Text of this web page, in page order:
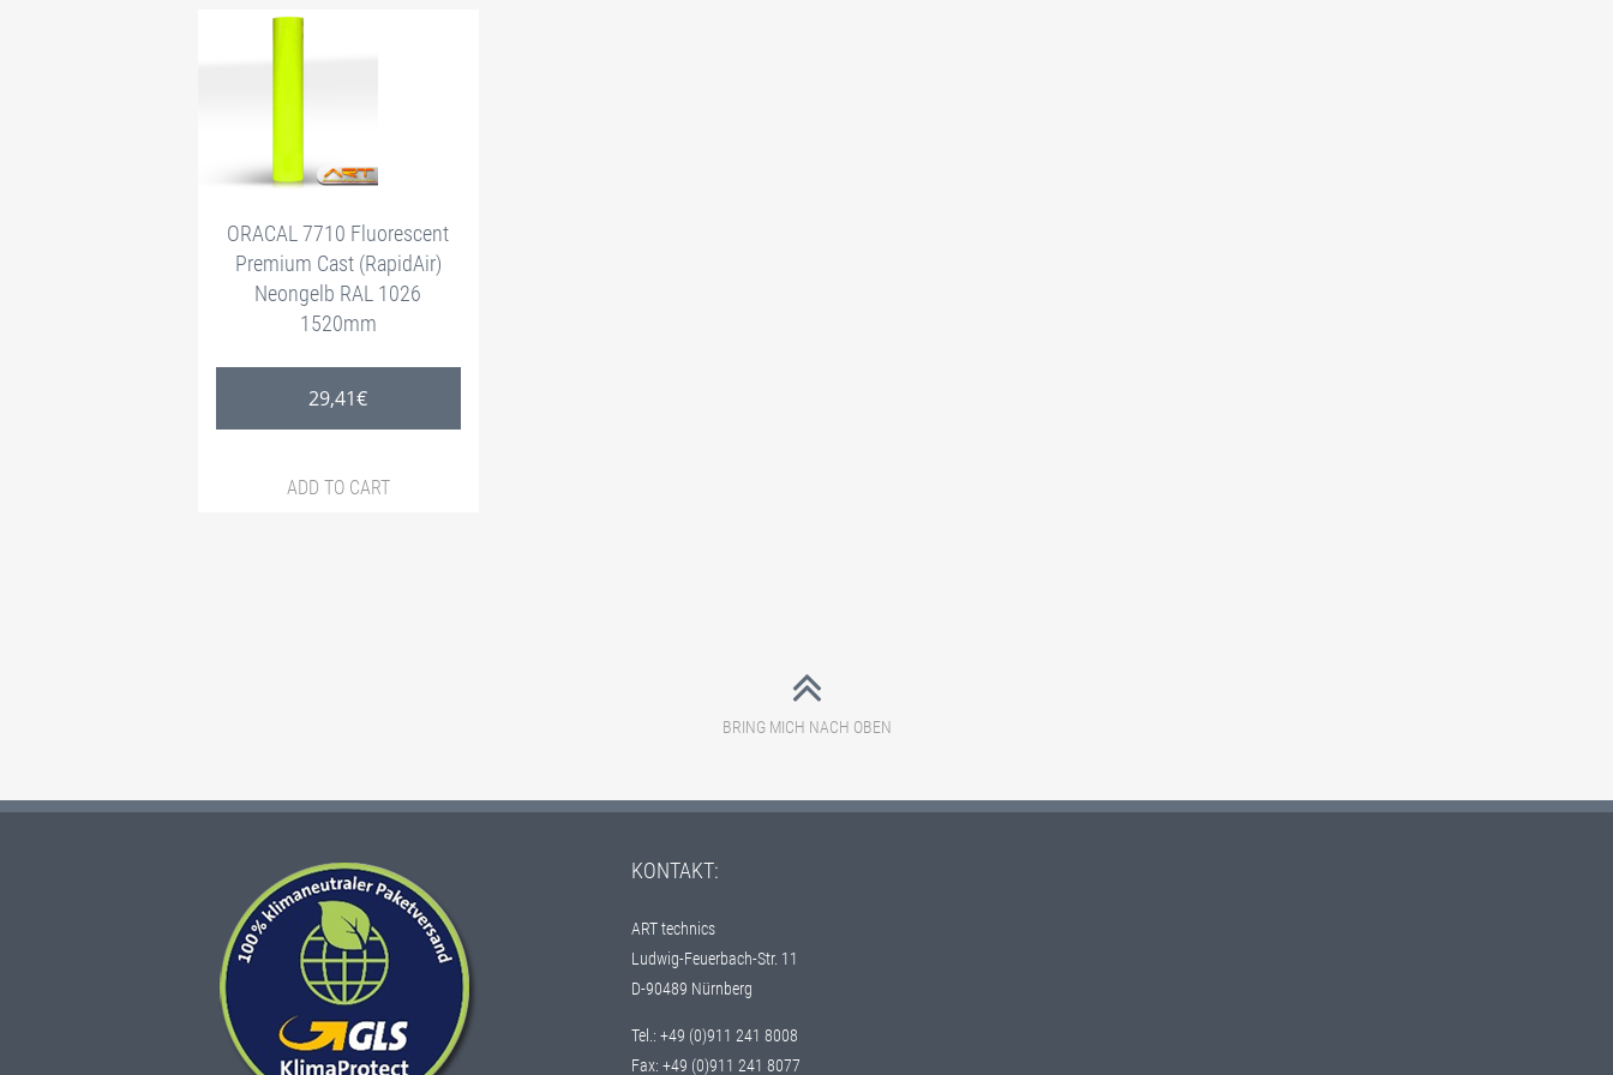
ORACAL 7710 Fluorescent
Premium Cast (RapidAir)
Neongelb RAL 1026
1520mm
29,41€
ADD TO CART
BRING MICH NACH OBEN
KONTAKT:
ART technics
Ludwig-Feuerbach-Str. 11
D-90489 Nürnberg
Tel.: +49 (0)911 241 8008
Fax: +49 (0)911 241 8077